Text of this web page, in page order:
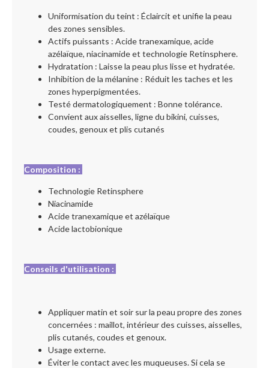
Uniformisation du teint : Éclaircit et unifie la peau
des zones sensibles.
Actifs puissants : Acide tranexamique, acide
azélaïque, niacinamide et technologie Retinsphere.
Hydratation : Laisse la peau plus lisse et hydratée.
Inhibition de la mélanine : Réduit les taches et les
zones hyperpigmentées.
Testé dermatologiquement : Bonne tolérance.
Convient aux aisselles, ligne du bikini, cuisses,
coudes, genoux et plis cutanés
Composition :
Technologie Retinsphere
Niacinamide
Acide tranexamique et azélaïque
Acide lactobionique
Conseils d'utilisation :
Appliquer matin et soir sur la peau propre des zones
concernées : maillot, intérieur des cuisses, aisselles,
plis cutanés, coudes et genoux.
Usage externe.
Éviter le contact avec les muqueuses. Si cela se